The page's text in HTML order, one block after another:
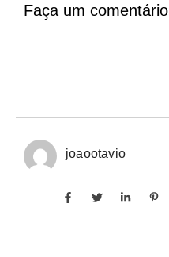
Faça um comentário
joaootavio